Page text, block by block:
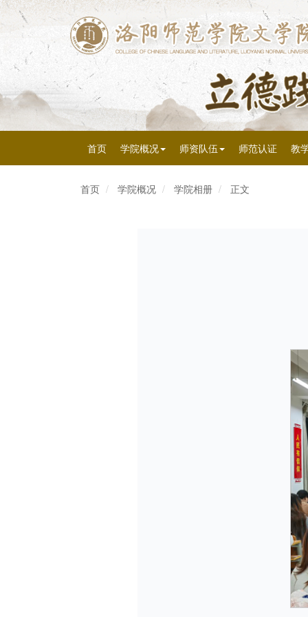
首页 学院概况 师资队伍 师范认证 教
首页 学院概况 学院相册 正文